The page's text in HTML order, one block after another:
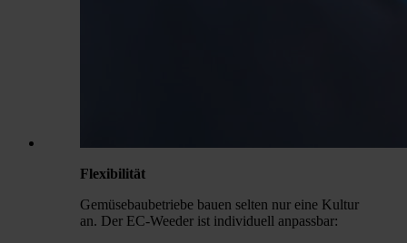
Flexibilität
Gemüsebaubetriebe bauen selten nur eine Kultur
an. Der EC-Weeder ist individuell anpassbar: